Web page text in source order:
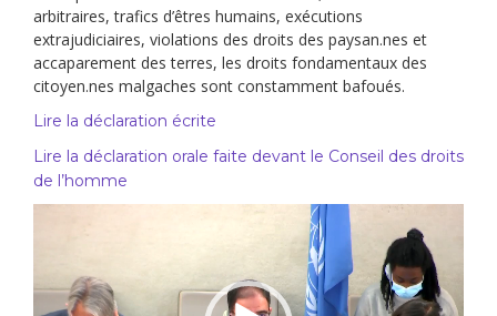
arbitraires, trafics d’êtres humains, exécutions
extrajudiciaires, violations des droits des paysan.nes et
accaparement des terres, les droits fondamentaux des
citoyen.nes malgaches sont constamment bafoués.
Lire la déclaration écrite
Lire la déclaration orale faite devant le Conseil des droits
de l’homme